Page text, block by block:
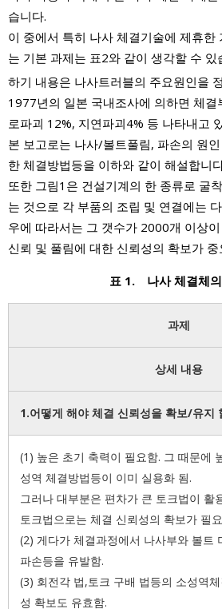
습니다.
이 중에서 특히 나사 체결기술에 제휴한
는 기본 과제는 표2와 같이 생각할 수 있
하기 내용은 나사트러블의 주요원인을
1977년의 일본 국내조사에 의하면 체
로파괴 12%, 지연파괴4% 등 나타내고
본 보고로는 나사/볼트풀림, 파손의 원
한 체결방법등을 이하와 같이 해설합니
또한 그림1은 건설기계의 한 종류로 굴
는 것으로 각 부품의 조립 및 연결에는
우에 따라서는 그 갯수가 2000개 이상
신뢰 및 풀림에 대한 신뢰성의 확보가
표 1. 나사 체결체
과제
상세 내용
1.어떻게 해야 체결 신뢰성을 확보/유지
(1) 높은 초기 축력이 필요함. 그 때문에
성역 체결방법등이 이미 실용화 됨.
그러나 대부분은 편차가 큰 토크법이 활
토크법으로는 체결 신뢰성의 확보가 필
(2) 게다가 체결과정에서 나사부와 볼트
파손등을 유발함.
(3) 회전각 법,토크 구배 법등의 소성역
성 확보도 유효함.